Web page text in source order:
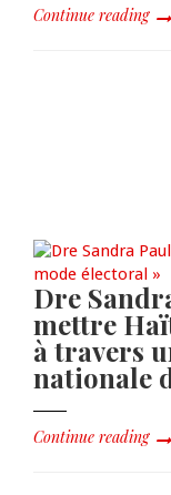
Continue reading
Dre
mettre
à travers
nationale
Continue reading